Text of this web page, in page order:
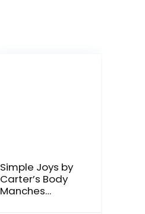
Simple Joys by
Carter’s Body
Manches